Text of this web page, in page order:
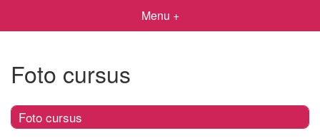
Menu +
Foto cursus
Foto cursus